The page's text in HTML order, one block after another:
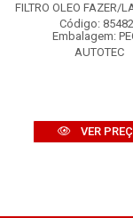
FILTRO OLEO FAZER/
Código:
Embalagem:
AUTOTEC
VER